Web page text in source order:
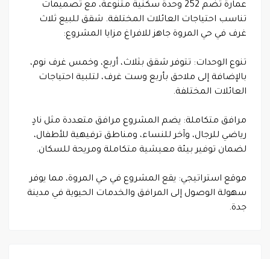
عمارة تضم 252 وحدة سكنية متنوعة، مع تصميمات
تناسب احتياجات العائلات المختلفة. شقق للبيع ثلاث
غرف في حي المروة جاهز للافراغ مزايا المشروع:
تنوع الوحدات: تتوفر شقق بثلاث، أربع، وخمس غرف نوم،
بالإضافة إلى ملاحق بأربع وست غرف، لتلبية احتياجات
العائلات المختلفة.
مرافق متكاملة: يضم المشروع مرافق متعددة مثل نادٍ
رياضي للرجال، وآخر للنساء، ومناطق ترفيهية للأطفال،
لضمان توفير بيئة معيشية متكاملة ومريحة للسكان.
موقع استراتيجي: يقع المشروع في حي المروة، مما يوفر
سهولة الوصول إلى المرافق والخدمات الحيوية في مدينة
جدة.